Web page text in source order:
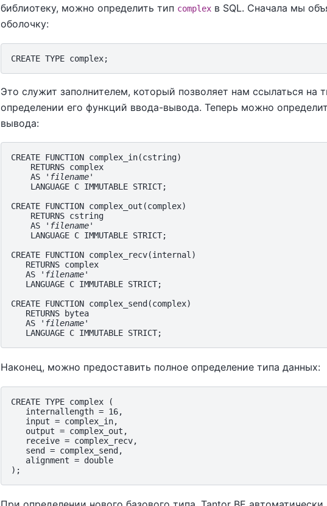
библиотеку, можно определить тип complex в SQL. Сначала мы
оболочку:
Это служит заполнителем, который позволяет нам ссылаться на
определении его функций ввода-вывода. Теперь можно
вывода:
CREATE FUNCTION complex_in(cstring)
    RETURNS complex
    AS '
filename'
    LANGUAGE C IMMUTABLE STRICT;
CREATE FUNCTION complex_out(complex)
    RETURNS cstring
    AS '
filename'
    LANGUAGE C IMMUTABLE STRICT;
CREATE FUNCTION complex_recv(internal)
   RETURNS complex
   AS '
filename'
   LANGUAGE C IMMUTABLE STRICT;
CREATE FUNCTION complex_send(complex)
   RETURNS bytea
   AS '
filename'
Наконец, можно предоставить полное определение типа данных:
CREATE TYPE complex (
   internallength = 16,
   input = complex_in,
   output = complex_out,
   receive = complex_recv,
   send = complex_send,
   alignment = double